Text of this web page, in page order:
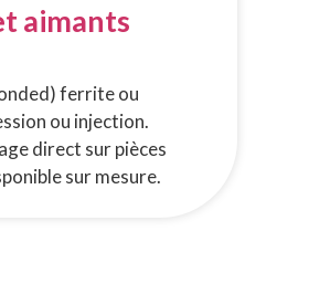
aimants
ferrite ou
ou injection.
direct sur pièces
sur mesure.